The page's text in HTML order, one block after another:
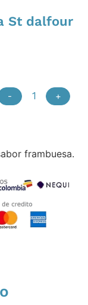
St dalfour
- +
frambuesa.